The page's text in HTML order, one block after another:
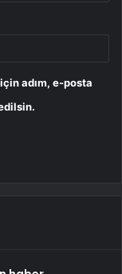
adım, e-posta